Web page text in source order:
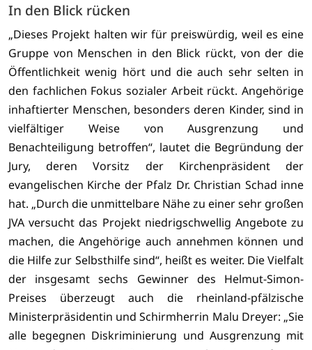
In den Blick rücken
„Dieses Projekt halten wir für preiswürdig, weil es eine
Gruppe von Menschen in den Blick rückt, von der die
Öffentlichkeit wenig hört und die auch sehr selten in
den fachlichen Fokus sozialer Arbeit rückt. Angehörige
inhaftierter Menschen, besonders deren Kinder, sind in
vielfältiger Weise von Ausgrenzung und
Benachteiligung betroffen“, lautet die Begründung der
Jury, deren Vorsitz der Kirchenpräsident der
evangelischen Kirche der Pfalz Dr. Christian Schad inne
hat. „Durch die unmittelbare Nähe zu einer sehr großen
JVA versucht das Projekt niedrigschwellig Angebote zu
machen, die Angehörige auch annehmen können und
die Hilfe zur Selbsthilfe sind“, heißt es weiter. Die Vielfalt
der insgesamt sechs Gewinner des Helmut-Simon-
Preises überzeugt auch die rheinland-pfälzische
Ministerpräsidentin und Schirmherrin Malu Dreyer: „Sie
alle begegnen Diskriminierung und Ausgrenzung mit